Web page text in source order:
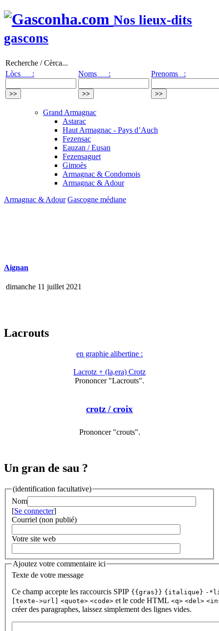
Nos lieux-dits
gascons
Recherche / Cèrca...
Lòcs :
Noms : Prenoms :
Grand Armagnac
Astarac
Haut Armagnac - Pays d’Auch
Fezensac
Eauzan / Eusan
Fezensaguet
Gimoès
Armagnac & Condomois
Armagnac & Adour
Armagnac & Adour Gascogne médiane
Aignan
dimanche 11 juillet 2021
Lacrouts
en graphie alibertine :
Lacrotz + (la,era) Crotz
Prononcer "Lacrouts".
crotz / croix
Prononcer "crouts".
Un gran de sau ?
(identification facultative)
Nom
[Se connecter]
Courriel (non publié)
Votre site web
Ajoutez votre commentaire ici
Texte de votre message
Ce champ accepte les raccourcis SPIP {{gras}} {italique} -
[texte->url]
<quote> <code> et le code HTML <q> <del>
créer des paragraphes, laissez simplement des lignes vides.